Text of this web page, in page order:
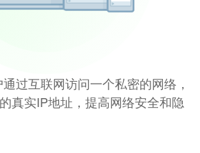
过互联网访问一个私密的网络，
真实IP地址，提高网络安全和隐